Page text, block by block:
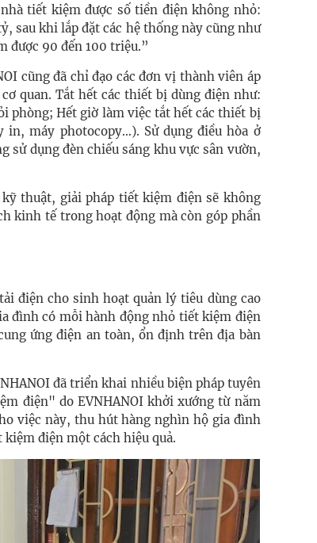
tiết kiệm được số tiền điện không nhỏ:
sau khi lắp đặt các hệ thống này cũng như
được 90 đến 100 triệu.”
cũng đã chỉ đạo các đơn vị thành viên áp
quan. Tắt hết các thiết bị dùng điện như:
phòng; Hết giờ làm việc tắt hết các thiết bị
máy photocopy…). Sử dụng điều hòa ở
sử dụng đèn chiếu sáng khu vực sân vườn,
thuật, giải pháp tiết kiệm điện sẽ không
kinh tế trong hoạt động mà còn góp phần
điện cho sinh hoạt quản lý tiêu dùng cao
đình có mỗi hành động nhỏ tiết kiệm điện
ứng điện an toàn, ổn định trên địa bàn
đã triển khai nhiều biện pháp tuyên
điện" do EVNHANOI khởi xướng từ năm
việc này, thu hút hàng nghìn hộ gia đình
điện một cách hiệu quả.